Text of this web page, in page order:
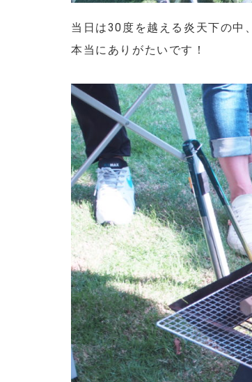
当日は30度を越える炎天下の中
本当にありがたいです！